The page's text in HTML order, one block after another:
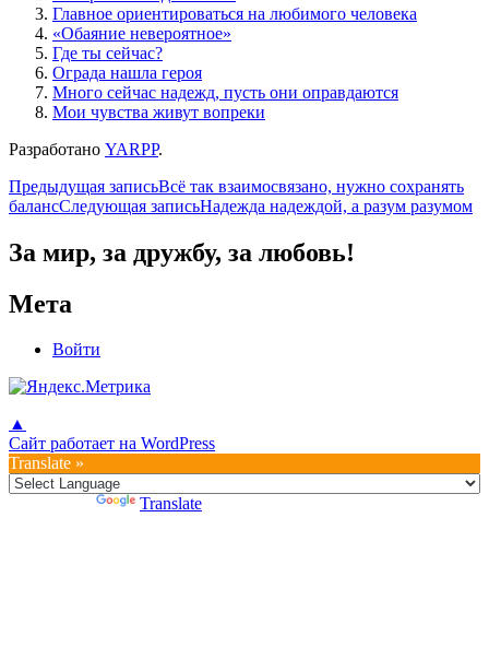
Главное ориентироваться на любимого человека
«Обаяние невероятное»
Где ты сейчас?
Ограда нашла героя
Много сейчас надежд, пусть они оправдаются
Мои чувства живут вопреки
Разработано YARPP.
Навигация
по
записям
Предыдущая записьВсё так взаимосвязано, нужно сохранять
балансСледующая записьНадежда надеждой, а разум разумом
За мир, за дружбу, за любовь!
Мета
Войти
▲
Сайт работает на WordPress
Translate »
Translate